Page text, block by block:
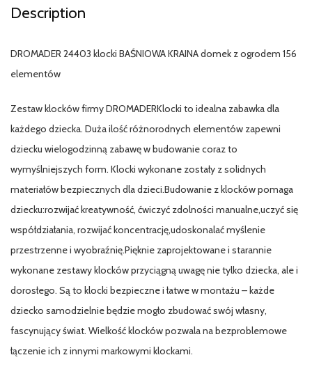
Description
DROMADER 24403 klocki BAŚNIOWA KRAINA domek z ogrodem 156
elementów
Zestaw klocków firmy DROMADERKlocki to idealna zabawka dla
każdego dziecka. Duża ilość różnorodnych elementów zapewni
dziecku wielogodzinną zabawę w budowanie coraz to
wymyślniejszych form. Klocki wykonane zostały z solidnych
materiałów bezpiecznych dla dzieci.Budowanie z klocków pomaga
dziecku:rozwijać kreatywność, ćwiczyć zdolności manualne,uczyć się
współdziałania, rozwijać koncentrację,udoskonalać myślenie
przestrzenne i wyobraźnię.Pięknie zaprojektowane i starannie
wykonane zestawy klocków przyciągną uwagę nie tylko dziecka, ale i
dorosłego. Są to klocki bezpieczne i łatwe w montażu – każde
dziecko samodzielnie będzie mogło zbudować swój własny,
fascynujący świat. Wielkość klocków pozwala na bezproblemowe
łączenie ich z innymi markowymi klockami.